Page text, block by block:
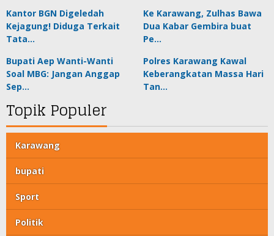
Kantor BGN Digeledah
Kejagung! Diduga Terkait
Tata…
Ke Karawang, Zulhas Bawa
Dua Kabar Gembira buat
Pe…
Bupati Aep Wanti-Wanti
Soal MBG: Jangan Anggap
Sep…
Polres Karawang Kawal
Keberangkatan Massa Hari
Tan…
Topik Populer
Karawang
bupati
Sport
Politik